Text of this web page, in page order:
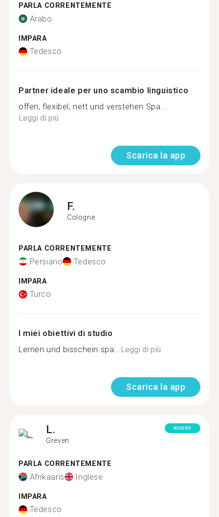
PARLA CORRENTEMENTE
Arabo
IMPARA
Tedesco
Partner ideale per uno scambio linguistico
offen, flexibel, nett und verstehen Spa...
Leggi di più
Scarica la app
F.
Cologne
PARLA CORRENTEMENTE
Persiano Tedesco
IMPARA
Turco
I miei obiettivi di studio
Lernen und bisschein spa...Leggi di più
Scarica la app
L.
Greven
NUOVO
PARLA CORRENTEMENTE
Afrikaans Inglese
IMPARA
Tedesco